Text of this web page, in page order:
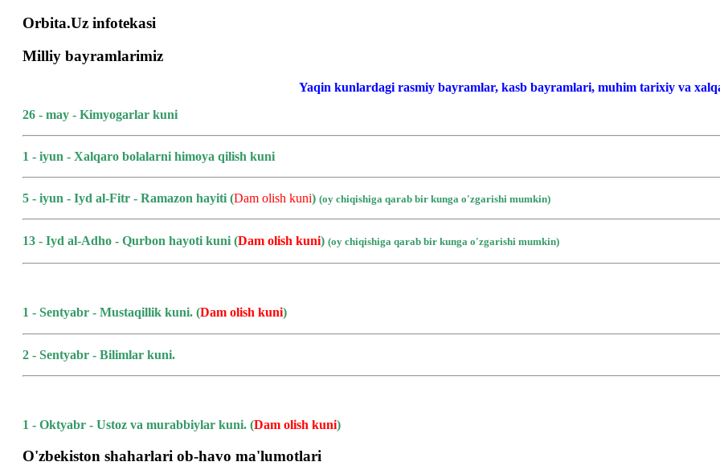
Orbita.Uz infotekasi
Milliy bayramlarimiz
Yaqin kunlardagi rasmiy bayramlar, kasb bayramlari, muhim tarixiy va
26 - may - Kimyogarlar kuni
1 - iyun - Xalqaro bolalarni himoya qilish kuni
5 - iyun - Iyd al-Fitr - Ramazon hayiti (Dam olish kuni) (oy chiqishiga qarab bir kunga o'zgarishi mumkin)
13 - Iyd al-Adho - Qurbon hayoti kuni (Dam olish kuni) (oy chiqishiga qarab bir kunga o'zgarishi mumkin)
1 - Sentyabr - Mustaqillik kuni. (Dam olish kuni)
2 - Sentyabr - Bilimlar kuni.
1 - Oktyabr - Ustoz va murabbiylar kuni. (Dam olish kuni)
O'zbekiston shaharlari ob-havo ma'lumotlari